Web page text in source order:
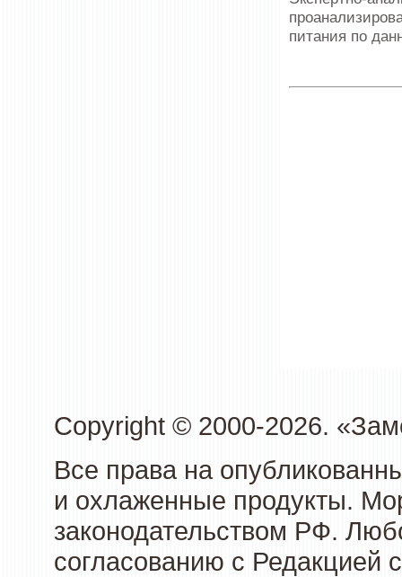
питания по
Copyright © 2000-2026.
Все права на
и охлаженные продукты.
законодательством РФ.
согласованию с Редакцией